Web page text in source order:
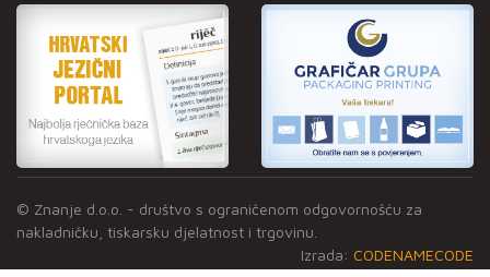
© Znanje d.o.o. - društvo s ograničenom odgovornošću za
nakladničku, tiskarsku djelatnost i trgovinu.
Izrada: CODENAMECODE